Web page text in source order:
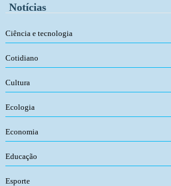
Notícias
Ciência e tecnologia
Cotidiano
Cultura
Ecologia
Economia
Educação
Esporte